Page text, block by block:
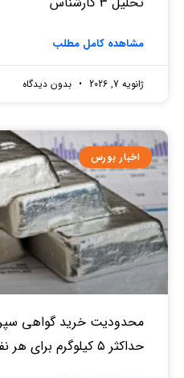
مشاهده کامل مطلب
ژانویه 7, 2026 بدون دیدگاه
اخبار بورس
محدودیت خرید گواهی
حداکثر ۵ کیلوگرم برای هر نفر